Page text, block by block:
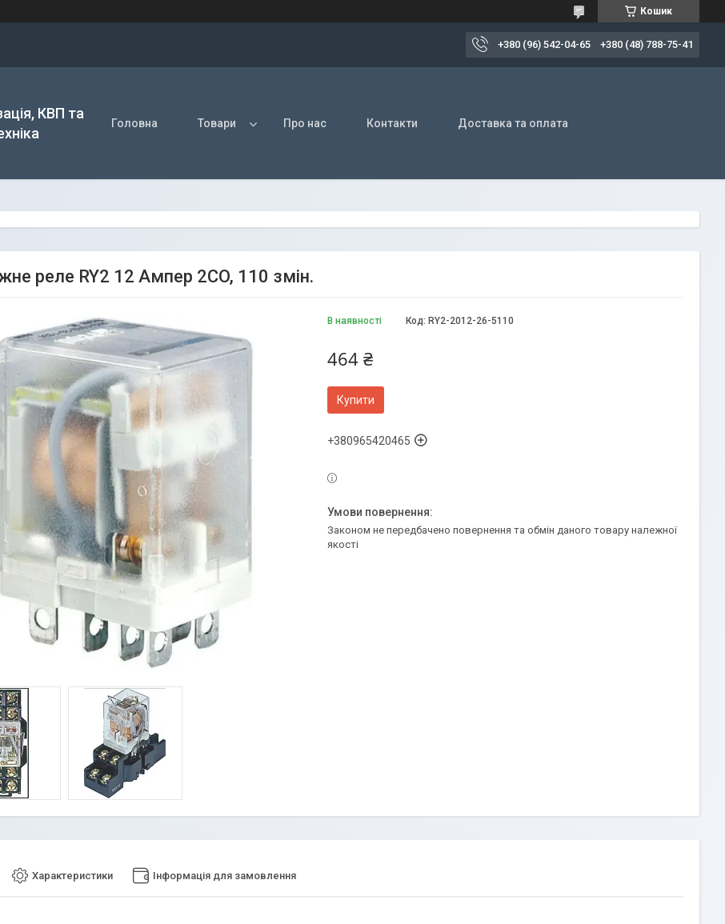
Кошик
+380 (96) 542-04-65 +380 (48) 788-75-41
КВП та
Головна Товари Про нас Контакти Доставка та оплата
реле RY2 12 Ампер 2CO, 110 змін.
В наявності Код: RY2-2012-26-5110
464 ₴
Купити
+380965420465
Законом не передбачено повернення та обмін даного товару належної
якості
Характеристики Інформація для замовлення